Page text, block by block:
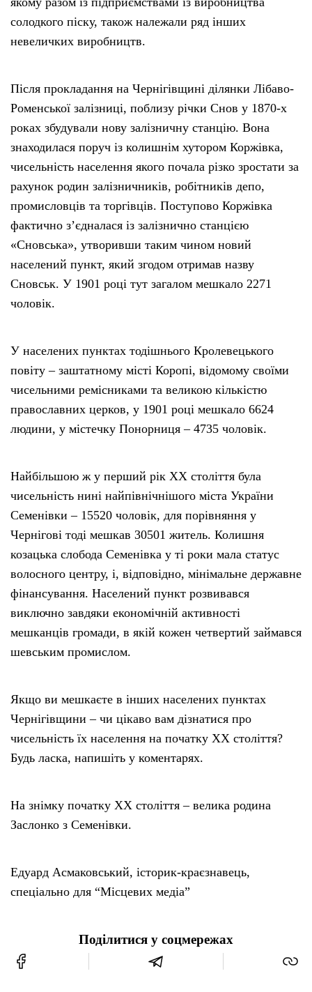
солодкого піску, також належали ряд інших
невеличких виробництв.
Після прокладання на Чернігівщині ділянки Лібаво-
Роменської залізниці, поблизу річки Снов у 1870-х
роках збудували нову залізничну станцію. Вона
знаходилася поруч із колишнім хутором Коржівка,
чисельність населення якого почала різко зростати за
рахунок родин залізничників, робітників депо,
промисловців та торгівців. Поступово Коржівка
фактично з’єдналася із залізнично станцією
«Сновська», утворивши таким чином новий
населений пункт, який згодом отримав назву
Сновськ. У 1901 році тут загалом мешкало 2271
чоловік.
У населених пунктах тодішнього Кролевецького
повіту – заштатному місті Коропі, відомому своїми
чисельними ремісниками та великою кількістю
православних церков, у 1901 році мешкало 6624
людини, у містечку Понорниця – 4735 чоловік.
Найбільшою ж у перший рік ХХ століття була
чисельність нині найпівнічнішого міста України
Семенівки – 15520 чоловік, для порівняння у
Чернігові тоді мешкав 30501 житель. Колишня
козацька слобода Семенівка у ті роки мала статус
волосного центру, і, відповідно, мінімальне державне
фінансування. Населений пункт розвивався
виключно завдяки економічній активності
мешканців громади, в якій кожен четвертий займався
шевським промислом.
Якщо ви мешкаєте в інших населених пунктах
Чернігівщини – чи цікаво вам дізнатися про
чисельність їх населення на початку ХХ століття?
Будь ласка, напишіть у коментарях.
На знімку початку ХХ століття – велика родина
Заслонко з Семенівки.
Едуард Асмаковський, історик-краєзнавець,
спеціально для “Місцевих медіа”
Поділитися у соцмережах